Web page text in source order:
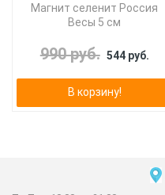
Магнит селенит Россия
Весы 5 см
990 руб. 544 руб.
В корзину!